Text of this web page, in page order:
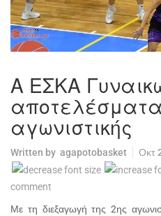
Α ΕΣΚΑ
αγωνιστικής
Written by agapotobasket Οκτ
comment
Με τη διεξαγωγή της 2ης